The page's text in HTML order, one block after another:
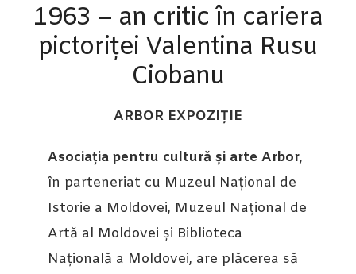
1963 – an critic în cariera
pictoriței Valentina Rusu
Ciobanu
ARBOR EXPOZIȚIE
Asociația pentru cultură și arte Arbor,
în parteneriat cu Muzeul Național de
Istorie a Moldovei, Muzeul Național de
Artă al Moldovei și Biblioteca
Națională a Moldovei, are plăcerea să